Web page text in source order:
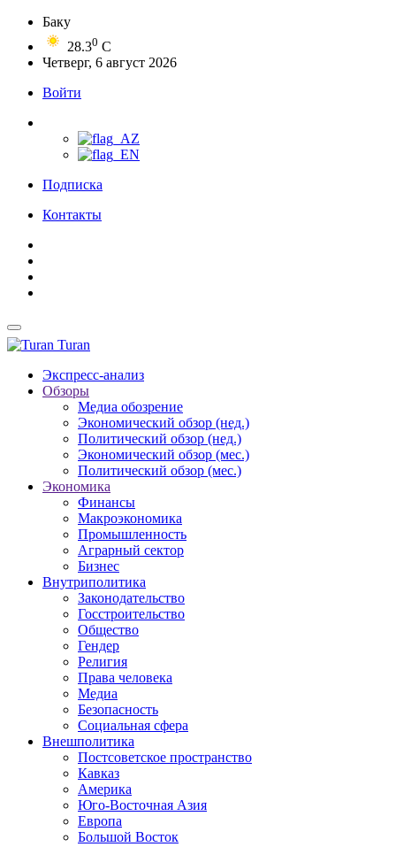
Баку
28.30 C
Четверг, 6 август 2026
Войти
Подписка
Контакты
Turan
Экспресс-анализ
Обзоры
Медиа обозрение
Экономический обзор (нед.)
Политический обзор (нед.)
Экономический обзор (мес.)
Политический обзор (мес.)
Экономика
Финансы
Макроэкономика
Промышленность
Аграрный сектор
Бизнес
Внутриполитика
Законодательство
Госстроительство
Общество
Гендер
Религия
Права человека
Медиа
Безопасность
Социальная сфера
Внешполитика
Постсоветское пространство
Кавказ
Америка
Юго-Восточная Азия
Европа
Большой Восток